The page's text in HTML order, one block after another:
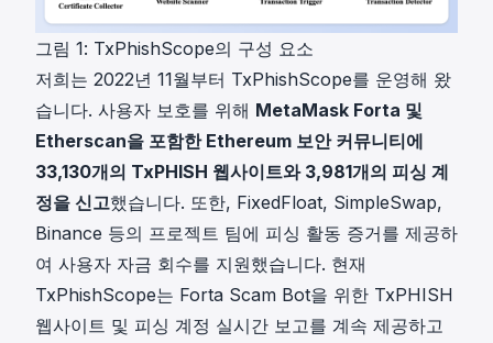
그림 1: TxPhishScope의 구성 요소
저희는 2022년 11월부터 TxPhishScope를 운영해 왔
습니다. 사용자 보호를 위해 MetaMask Forta 및
Etherscan을 포함한 Ethereum 보안 커뮤니티에
33,130개의 TxPHISH 웹사이트와 3,981개의 피싱 계
정을 신고했습니다. 또한, FixedFloat, SimpleSwap,
Binance 등의 프로젝트 팀에 피싱 활동 증거를 제공하
여 사용자 자금 회수를 지원했습니다. 현재
TxPhishScope는 Forta Scam Bot을 위한 TxPHISH
웹사이트 및 피싱 계정 실시간 보고를 계속 제공하고